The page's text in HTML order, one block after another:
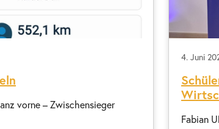
vorne – Zwischensieger
4. Juni
Fabian